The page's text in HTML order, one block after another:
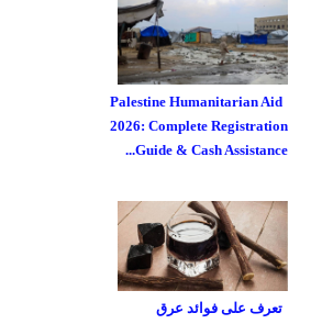
Palestine Humanitarian Aid
2026: Complete Registration
Guide & Cash Assistance...
تعرف على فوائد عرق